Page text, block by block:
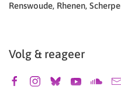
Renswoude, Rhenen,
Volg & reageer